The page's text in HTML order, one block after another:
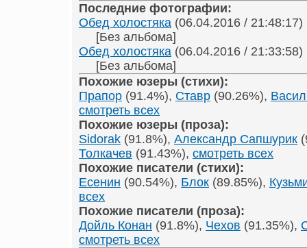
Последние фотографии:
Обед холостяка (06.04.2016 / 21:48:17)
[Без альбома]
Обед холостяка (06.04.2016 / 21:33:58)
[Без альбома]
Похожие юзеры (стихи):
Прапор (91.4%), Ставр (90.26%),
смотреть всех
Похожие юзеры (проза):
Sidorak (91.8%), Александр Сапшурик
Толкачев (91.43%), смотреть всех
Похожие писатели (стихи):
Есенин (90.54%), Блок (89.85%),
всех
Похожие писатели (проза):
Дойль Конан (91.8%), Чехов (91.35%),
смотреть всех